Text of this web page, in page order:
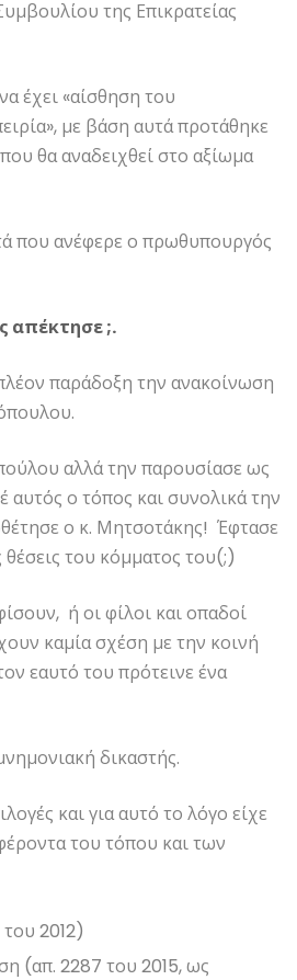
της Επικρατείας
έχει «αίσθηση του
με βάση αυτά προτάθηκε
θα αναδειχθεί στο αξίωμα
που ανέφερε ο πρωθυπουργός
απέκτησε ;.
παράδοξη την ανακοίνωση
αλλά την παρουσίασε ως
αυτός ο τόπος και συνολικά την
ο κ. Μητσοτάκης! Έφτασε
θέσεις του κόμματος του(;)
ή οι φίλοι και οπαδοί
καμία σχέση με την κοινή
εαυτό του πρότεινε ένα
δικαστής.
και για αυτό το λόγο είχε
του τόπου και των
2012)
(απ. 2287 του 2015, ως